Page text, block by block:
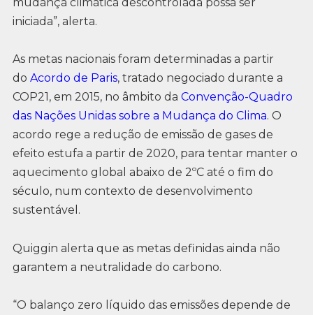
iniciada”, alerta.
As metas nacionais foram determinadas a partir
do Acordo de Paris, tratado negociado durante a
COP21, em 2015, no âmbito da Convenção-Quadro
das Nações Unidas sobre a Mudança do Clima. O
acordo rege a redução de emissão de gases de
efeito estufa a partir de 2020, para tentar manter o
aquecimento global abaixo de 2ºC até o fim do
século, num contexto de desenvolvimento
sustentável.
Quiggin alerta que as metas definidas ainda não
garantem a neutralidade do carbono.
“O balanço zero líquido das emissões depende de